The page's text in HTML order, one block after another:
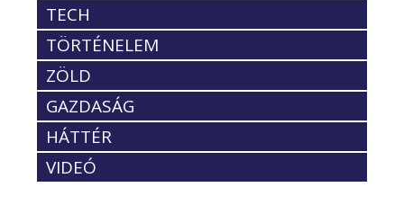
TECH
TÖRTÉNELEM
ZÖLD
GAZDASÁG
HÁTTÉR
VIDEÓ